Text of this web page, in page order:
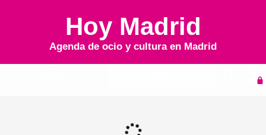
Hoy Madrid
Agenda de ocio y cultura en Madrid